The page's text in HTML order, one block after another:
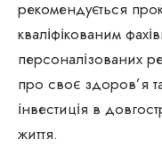
рекомендується
кваліфікованим
персоналізованих
про своє здоров’я
інвестиція в
життя.